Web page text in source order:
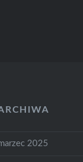
2025